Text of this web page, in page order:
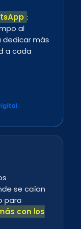
:
al
dedicar más
a cada
se caían
para
con los